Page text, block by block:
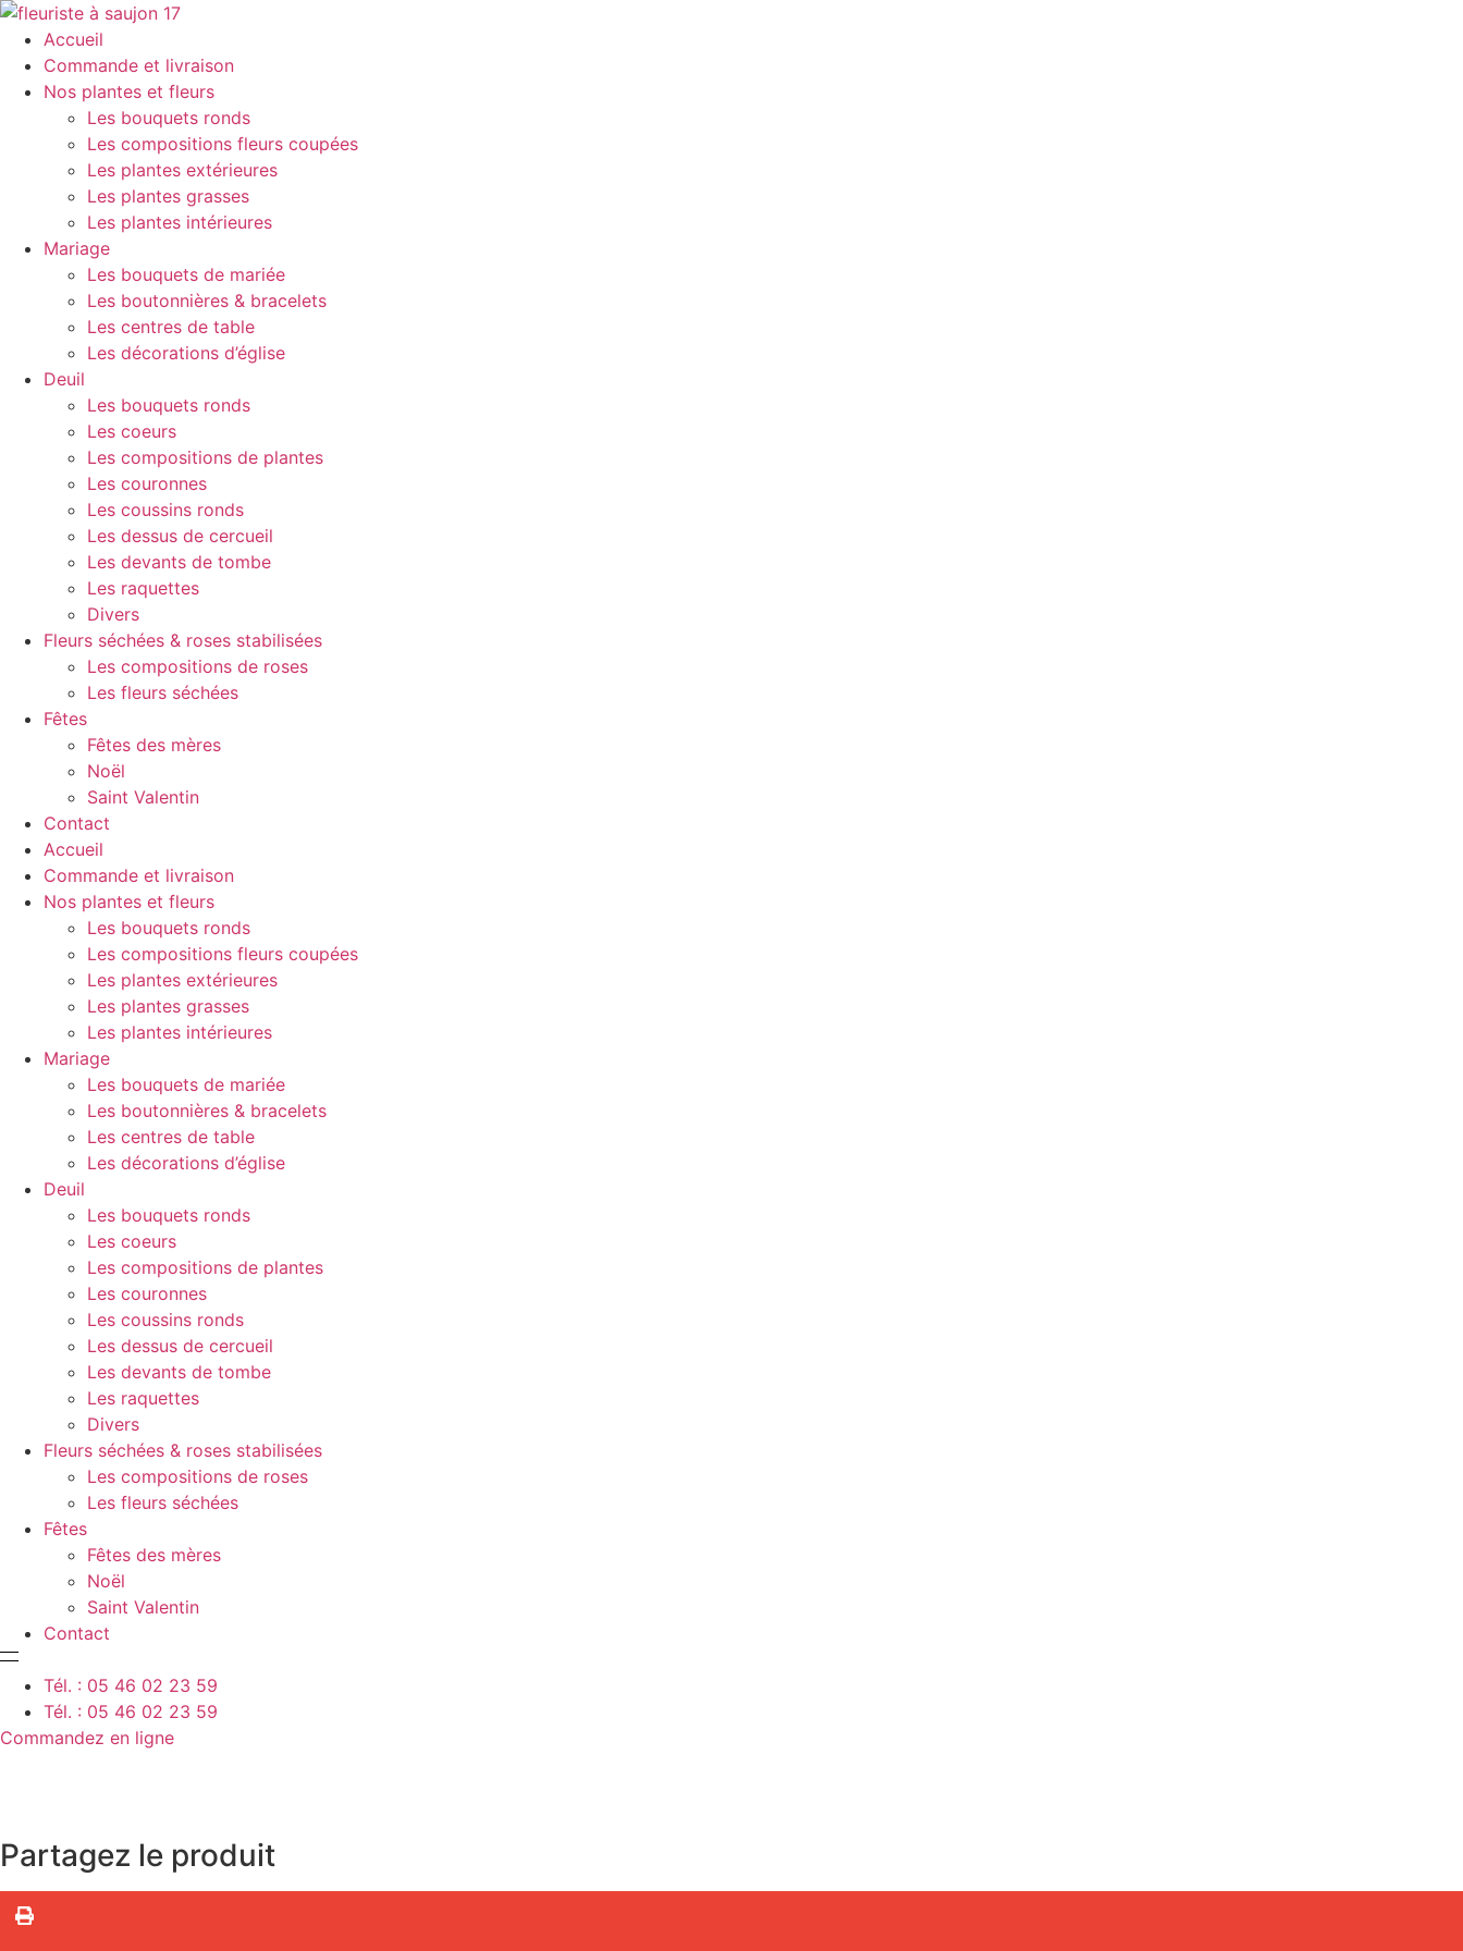
Aller
contenu
Accueil
Commande et livraison
Nos plantes et fleurs
Les bouquets ronds
Les compositions fleurs coupées
Les plantes extérieures
Les plantes grasses
Les plantes intérieures
Mariage
Les bouquets de mariée
Les boutonnières & bracelets
Les centres de table
Les décorations d’église
Deuil
Les bouquets ronds
Les coeurs
Les compositions de plantes
Les couronnes
Les coussins ronds
Les dessus de cercueil
Les devants de tombe
Les raquettes
Divers
Fleurs séchées & roses stabilisées
Les compositions de roses
Les fleurs séchées
Fêtes
Fêtes des mères
Noël
Saint Valentin
Contact
Accueil
Commande et livraison
Nos plantes et fleurs
Les bouquets ronds
Les compositions fleurs coupées
Les plantes extérieures
Les plantes grasses
Les plantes intérieures
Mariage
Les bouquets de mariée
Les boutonnières & bracelets
Les centres de table
Les décorations d’église
Deuil
Les bouquets ronds
Les coeurs
Les compositions de plantes
Les couronnes
Les coussins ronds
Les dessus de cercueil
Les devants de tombe
Les raquettes
Divers
Fleurs séchées & roses stabilisées
Les compositions de roses
Les fleurs séchées
Fêtes
Fêtes des mères
Noël
Saint Valentin
Contact
Tél. : 05 46 02 23 59
Tél. : 05 46 02 23 59
Commandez en ligne
Partagez le produit
Panneau de gestion des cookies